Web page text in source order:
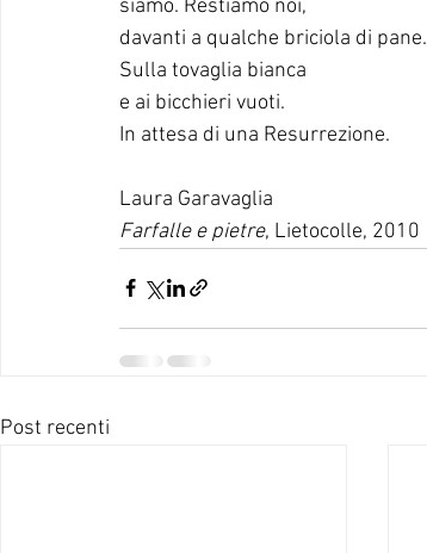
siamo. Restiamo noi,
davanti a qualche briciola di pane.
Sulla tovaglia bianca
e ai bicchieri vuoti.
In attesa di una Resurrezione.
Laura Garavaglia
Farfalle e pietre, Lietocolle, 2010
Post recenti